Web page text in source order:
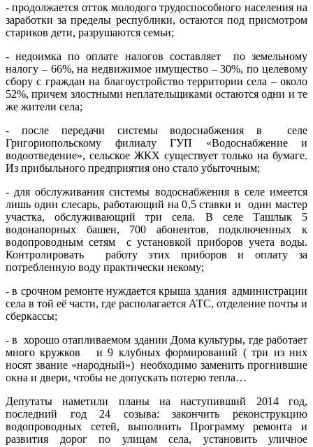
- продолжается отток молодого трудоспособного населения на
заработки за пределы республики, остаются под присмотром
стариков дети, разрушаются семьи;
- недоимка по оплате налогов составляет по земельному
налогу – 66%, на недвижимое имущество – 30%, по целевому
сбору с граждан на благоустройство территории села – около
52%, причем злостными неплательщиками остаются одни и те
же жители села;
- после передачи системы водоснабжения в селе
Григориопольскому филиалу ГУП «Водоснабжение и
водоотведение», сельское ЖКХ существует только на бумаге.
Из прибыльного предприятия оно стало убыточным;
- для обслуживания системы водоснабжения в селе имеется
лишь один слесарь, работающий на 0,5 ставки и один мастер
участка, обслуживающий три села. В селе Ташлык 5
водонапорных башен, 700 абонентов, подключенных к
водопроводным сетям с установкой приборов учета воды.
Контролировать работу этих приборов и оплату за
потребленную воду практически некому;
- в срочном ремонте нуждается крыша здания администрации
села в той её части, где располагается АТС, отделение почты и
сберкассы;
- в хорошо отапливаемом здании Дома культуры, где работает
много кружков и 9 клубных формирований ( три из них
носят звание «народный») необходимо заменить прогнившие
окна и двери, чтобы не допускать потерю тепла…
Депутаты наметили планы на наступивший 2014 год,
последний год 24 созыва: закончить реконструкцию
водопроводных сетей, выполнить Программу ремонта и
развития дорог по улицам села, установить уличное